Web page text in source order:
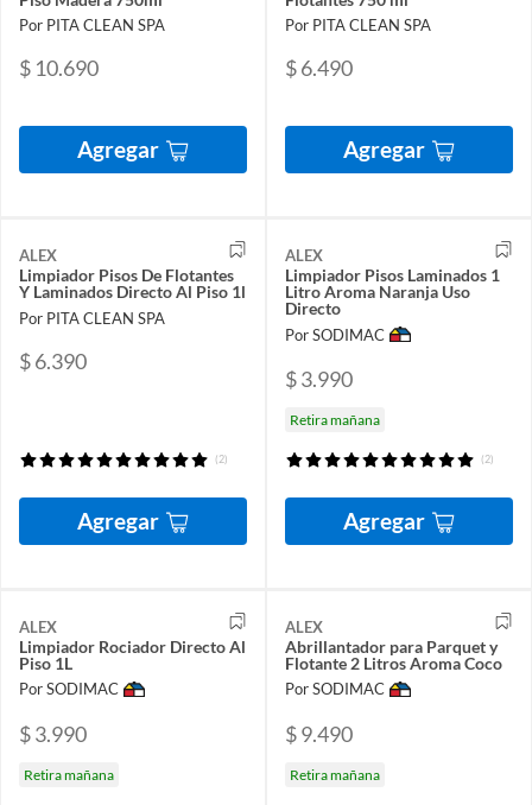
Por PITA CLEAN SPA
$ 10.690
Agregar
Por PITA CLEAN SPA
$ 6.490
Agregar
ALEX
Limpiador Pisos De Flotantes
Y Laminados Directo Al Piso 1l
Por PITA CLEAN SPA
$ 6.390
(2)
Agregar
ALEX
Limpiador Pisos Laminados 1
Litro Aroma Naranja Uso
Directo
Por SODIMAC
$ 3.990
Retira mañana
(2)
Agregar
ALEX
Limpiador Rociador Directo Al
Piso 1L
Por SODIMAC
$ 3.990
Retira mañana
ALEX
Abrillantador para Parquet y
Flotante 2 Litros Aroma Coco
Por SODIMAC
$ 9.490
Retira mañana